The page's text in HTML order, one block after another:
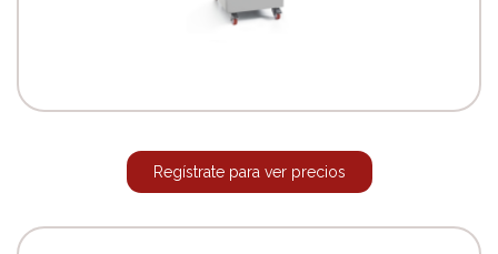
Regístrate para ver precios